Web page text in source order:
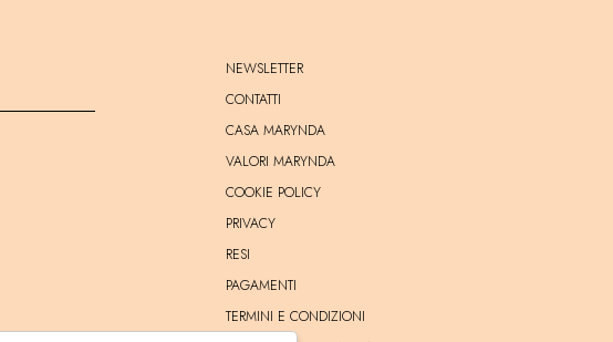
NEWSLETTER
CONTATTI
CASA MARYNDA
VALORI MARYNDA
COOKIE POLICY
PRIVACY
RESI
PAGAMENTI
TERMINI E CONDIZIONI